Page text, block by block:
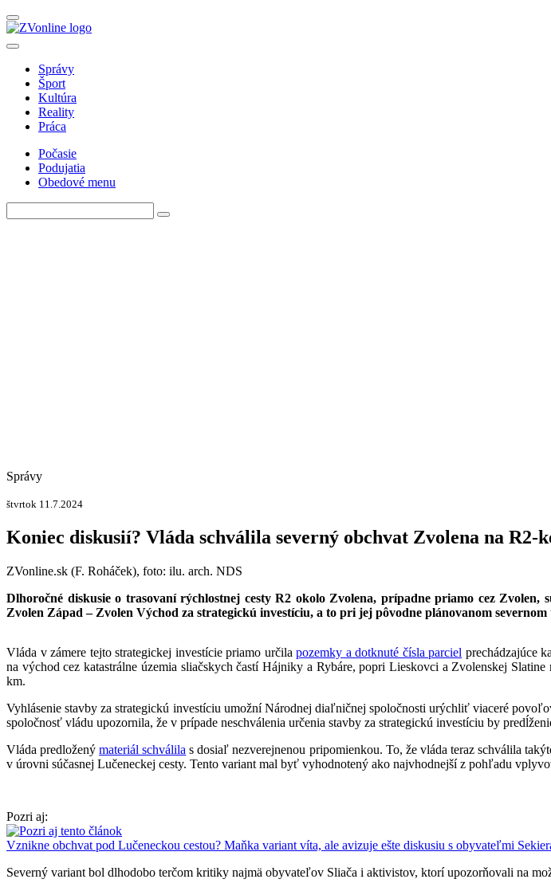
Správy
Šport
Kultúra
Reality
Práca
Počasie
Podujatia
Obedové menu
Správy
štvrtok 11.7.2024
Koniec diskusií? Vláda schválila severný obchvat Zvolena na R2-
ZVonline.sk (F. Roháček), foto: ilu. arch. NDS
Dlhoročné diskusie o trasovaní rýchlostnej cesty R2 okolo Zvolena, prípadne priamo cez Zvolen,
Zvolen Západ – Zvolen Východ za strategickú investíciu, a to pri jej pôvodne plánovanom severnom
Vláda v zámere tejto strategickej investície priamo určilapozemky a dotknuté čísla parciel prechádzajúce
na východ cez katastrálne územia sliačskych častí Hájniky a Rybáre, popri Lieskovci a Zvolenskej
km.
Vyhlásenie stavby za strategickú investíciu umožní Národnej diaľničnej spoločnosti urýchliť viaceré
spoločnosť vládu upozornila, že v prípade neschválenia určenia stavby za strategickú investíciu by
Vláda predloženýmateriál schválila s dosiaľ nezverejnenou pripomienkou. To, že vláda teraz schválila
v úrovni súčasnej Lučeneckej cesty. Tento variant mal byť vyhodnotený ako najvhodnejší z pohľadu
Pozri aj:
Vznikne obchvat pod Lučeneckou cestou? Maňka variant víta, ale avizuje ešte diskusiu s obyvateľmi
Severný variant bol dlhodobo terčom kritiky najmä obyvateľov Sliača i aktivistov, ktorí upozorňovali na